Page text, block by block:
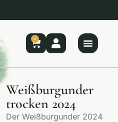
0
Weißburgunder
trocken 2024
Der Weißburgunder 2024